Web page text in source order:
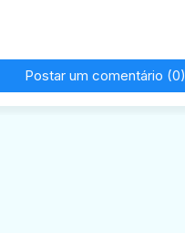
Postar um comentário (0)